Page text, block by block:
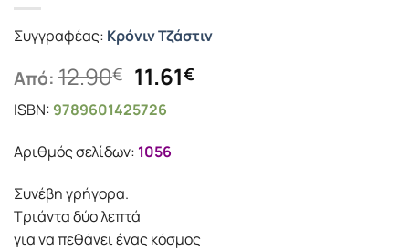
Συγγραφέας: Κρόνιν Τζάστιν
Από: 12.90€ Original
price
was:
12.90€.
11.61€Η
ISBN: 9789601425726
Αριθμός σελίδων: 1056
Συνέβη γρήγορα.
Τριάντα δύο λεπτά
για να πεθάνει ένας κόσμος